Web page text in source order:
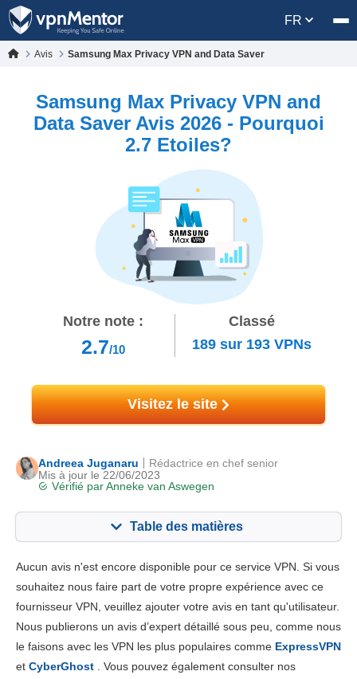
FR
Avis Samsung Max Privacy VPN and Data Saver
Samsung Max Privacy VPN and
Data Saver Avis 2026 - Pourquoi
2.7 Etoiles?
Notre note :
2.7/10
Classé
189 sur 193VPNs
Visitez le site
Andreea Juganaru
Mis à jour le 22/06/2023
Vérifié parAnneke van Aswegen
Rédactrice en chef senior
Table des matières
Fonctionnalités principales 2.7
Installation et Apps 2.5
Fiabilité & support 0.5
Aucun avis n'est encore disponible pour ce service VPN. Si vous
souhaitez nous faire part de votre propre expérience avec ce
fournisseur VPN, veuillez ajouter votre avis en tant qu'utilisateur.
Nous publierons un avis d’expert détaillé sous peu, comme nous
le faisons avec les VPN les plus populaires comme ExpressVPN
et CyberGhost . Vous pouvez également consulter nos